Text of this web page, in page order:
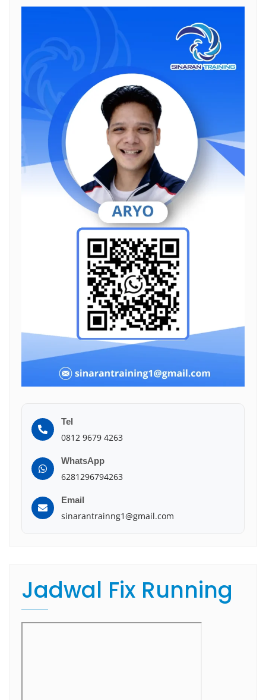
Tel
0812 9679 4263
WhatsApp
6281296794263
Email
sinarantrainng1@gmail.com
Jadwal Fix Running